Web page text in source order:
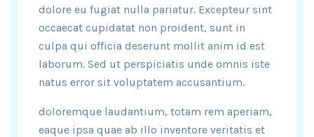
dolore eu fugiat nulla pariatur. Excepteur sint
occaecat cupidatat non proident, sunt in
culpa qui officia deserunt mollit anim id est
laborum. Sed ut perspiciatis unde omnis iste
natus error sit voluptatem accusantium.
doloremque laudantium, totam rem aperiam,
eaque ipsa quae ab illo inventore veritatis et